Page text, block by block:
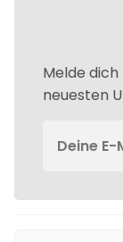
Melde
neuesten